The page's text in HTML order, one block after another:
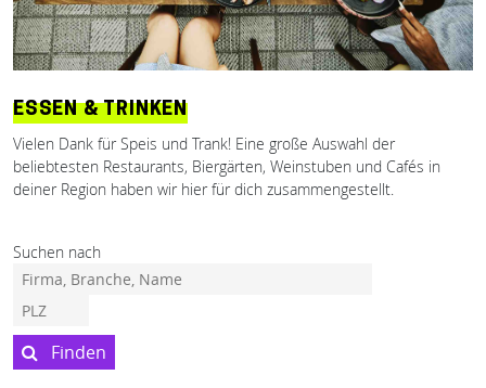
ESSEN & TRINKEN
Vielen Dank für Speis und Trank! Eine große Auswahl der
beliebtesten Restaurants, Biergärten, Weinstuben und Cafés in
deiner Region haben wir hier für dich zusammengestellt.
Suchen nach
Finden